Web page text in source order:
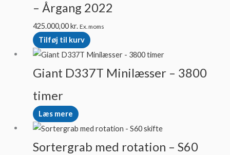
– Årgang 2022
425.000,00kr. Ex. moms
Tilføj til kurv
Giant D337T Minilæsser – 3800
timer
Læs mere
Sortergrab med rotation – S60